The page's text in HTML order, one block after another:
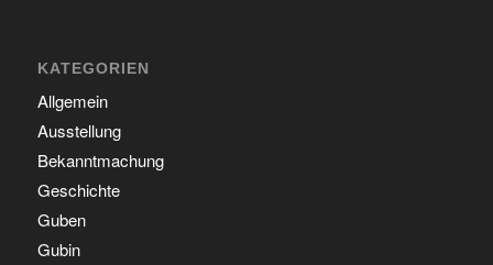
KATEGORIEN
Allgemein
Ausstellung
Bekanntmachung
Geschichte
Guben
Gubin